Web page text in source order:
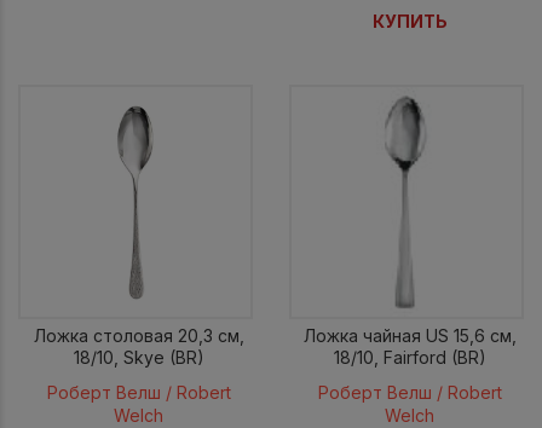
КУПИТЬ
Ложка столовая 20,3 см,
18/10, Skye (BR)
Роберт Велш / Robert
Welch
Ложка чайная US 15,6 см,
18/10, Fairford (BR)
Роберт Велш / Robert
Welch